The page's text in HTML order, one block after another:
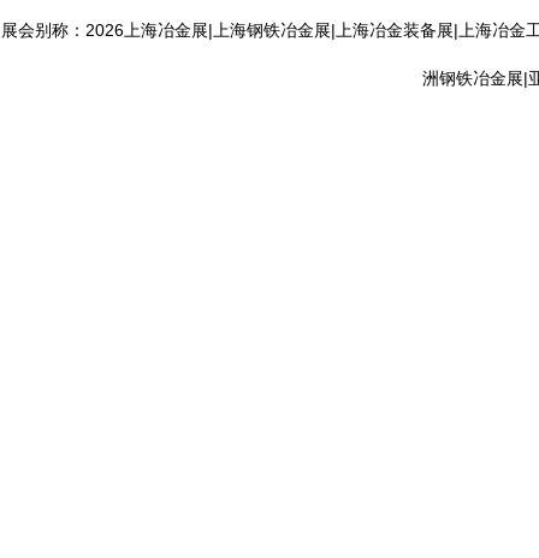
展会别称：2026上海冶金展|上海钢铁冶金展|上海冶金装备展|上海冶
洲钢铁冶金展|